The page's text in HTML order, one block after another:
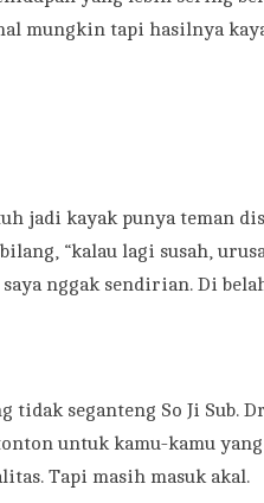
mungkin tapi hasilnya
jadi kayak punya teman
“kalau lagi susah,
nggak sendirian. Di
tidak seganteng So Ji Sub.
untuk kamu-kamu
Tapi masih masuk akal.